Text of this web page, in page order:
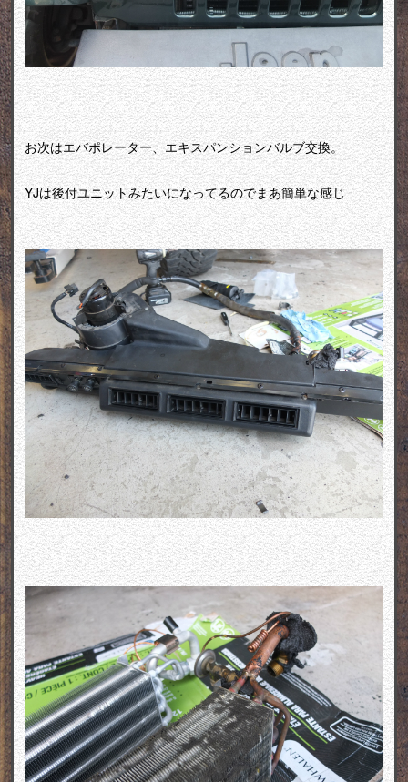
お次はエバポレーター、エキスパンションバルブ交換。
YJは後付ユニットみたいになってるのでまあ簡単な感じ